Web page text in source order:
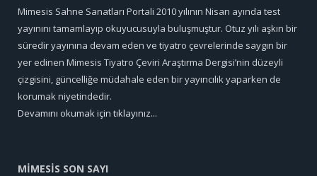
Mimesis Sahne Sanatları Portali 2010 yılının Nisan ayında test
yayınını tamamlayıp okuyucusuyla buluşmuştur. Otuz yılı aşkın bir
süredir yayınına devam eden ve tiyatro çevrelerinde saygın bir
yer edinen Mimesis Tiyatro Çeviri Araştırma Dergisi’nin düzeyli
çizgisini, güncelliğe müdahale eden bir yayıncılık yaparken de
korumak niyetindedir.
Devamını okumak için tıklayınız...
MİMESİS SON SAYI